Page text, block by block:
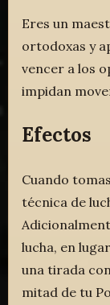
Eres un
ortodoxas y
vencer a los
impidan
Efectos
Cuando
técnica de
lucha, en
una tirada
mitad de tu